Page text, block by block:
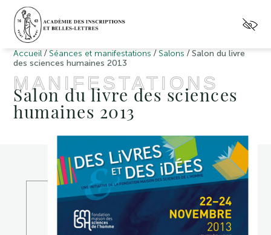
Accueil / Séances et manifestations / Salons /Salon du livre
des sciences humaines 2013
MANIFESTATIONS
Salon du livre des sciences
humaines 2013